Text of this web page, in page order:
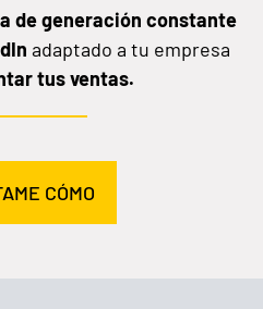
de generación constante
adaptado a tu empresa
tus ventas.
CÓMO